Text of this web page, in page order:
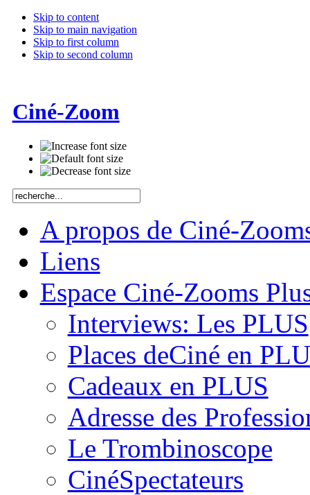
Skip to content
Skip to main navigation
Skip to first column
Skip to second column
Ciné-Zoom
A propos de Ciné-
Liens
Espace Ciné-Zooms
Interviews: Les PLUS
Places deCiné en
Cadeaux en PLUS
Adresse des
Le Trombinoscope
CinéSpectateurs